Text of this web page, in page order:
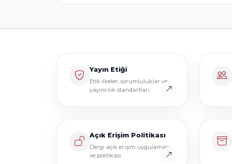
Yayın Etiği
Etik ilkeler, sorumluluklar ve
yayıncılık standartları.
Açık Erişim Politikası
Dergi açık erişim uygulaması
ve politikası.